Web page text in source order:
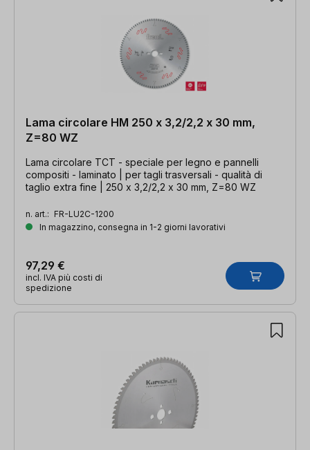
Lama circolare HM 250 x 3,2/2,2 x 30 mm,
Z=80 WZ
Lama circolare TCT - speciale per legno e pannelli
compositi - laminato | per tagli trasversali - qualità di
taglio extra fine | 250 x 3,2/2,2 x 30 mm, Z=80 WZ
n. art.: FR-LU2C-1200
In magazzino, consegna in 1-2 giorni lavorativi
97,29 €
incl. IVA più costi di
spedizione